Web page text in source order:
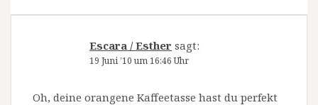
Escara / Esther sagt:
19 Juni ’10 um 16:46 Uhr
Oh, deine orangene Kaffeetasse hast du perfekt